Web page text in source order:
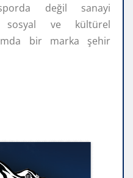
değil sanayi
sosyal ve kültürel
bir marka şehir